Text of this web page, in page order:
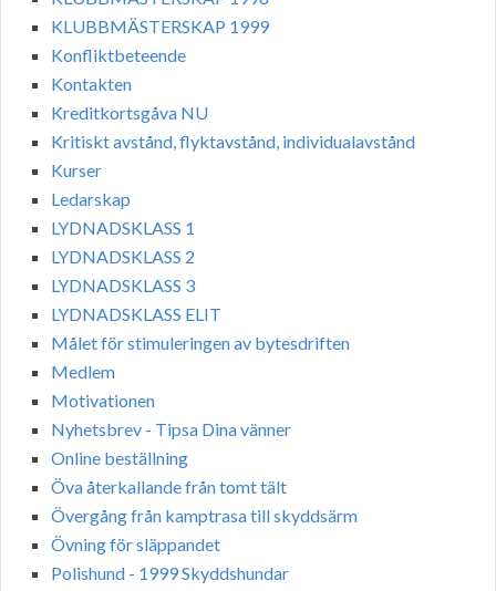
KLUBBMÄSTERSKAP 1999
Konfliktbeteende
Kontakten
Kreditkortsgåva NU
Kritiskt avstånd, flyktavstånd, individualavstånd
Kurser
Ledarskap
LYDNADSKLASS 1
LYDNADSKLASS 2
LYDNADSKLASS 3
LYDNADSKLASS ELIT
Målet för stimuleringen av bytesdriften
Medlem
Motivationen
Nyhetsbrev - Tipsa Dina vänner
Online beställning
Öva återkallande från tomt tält
Övergång från kamptrasa till skyddsärm
Övning för släppandet
Polishund - 1999 Skyddshundar